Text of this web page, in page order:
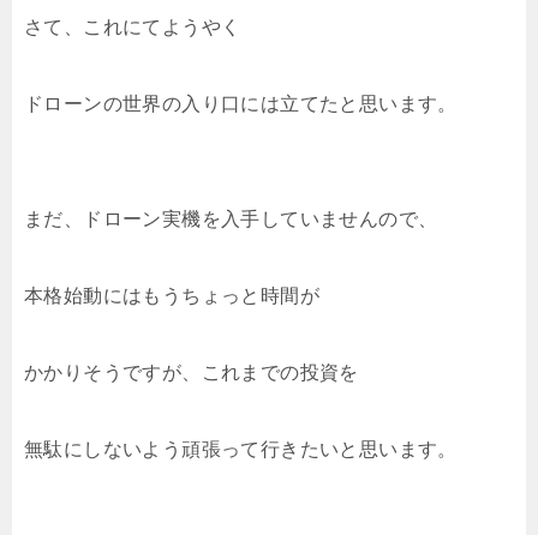
さて、これにてようやく
ドローンの世界の入り口には立てたと思います。
まだ、ドローン実機を入手していませんので、
本格始動にはもうちょっと時間が
かかりそうですが、これまでの投資を
無駄にしないよう頑張って行きたいと思います。